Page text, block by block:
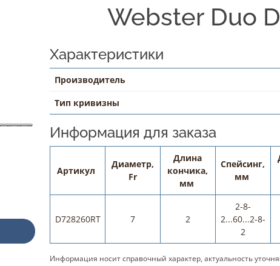
Webster Duo
Характеристики
Производитель
Тип кривизны
Информация для заказа
Артикул
Диаметр,
Fr
Длина
кончика,
мм
Спейсинг,
мм
D728260RT 7 2
2-8-
2...60...2-8-
2
Информация носит справочный характер, актуальность